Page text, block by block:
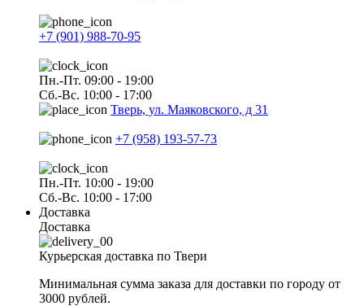
+7 (901) 988-70-95
Пн.-Пт. 09:00 - 19:00
Сб.-Вс. 10:00 - 17:00
Тверь, ул. Маяковского, д 31
+7 (958) 193-57-73
Пн.-Пт. 10:00 - 19:00
Сб.-Вс. 10:00 - 17:00
Доставка
Доставка
Курьерская доставка по Твери
Минимальная сумма заказа для доставки по городу от
3000 рублей.